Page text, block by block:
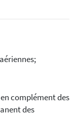
complément des
des